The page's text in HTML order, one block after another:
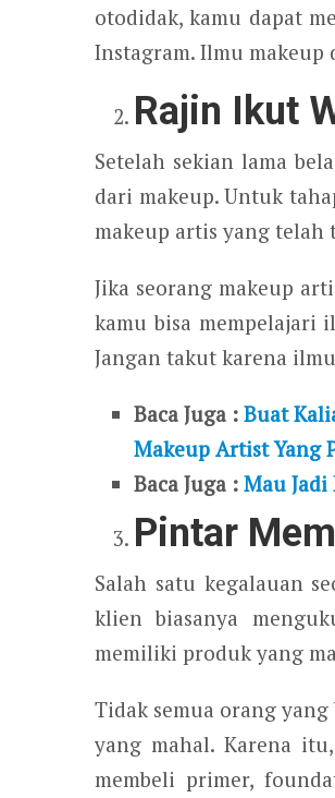
otodidak, kamu dapat
Instagram. Ilmu
Rajin Ikut
Setelah sekian lama
dari makeup. Untuk
makeup artis yang telah
Jika seorang makeup
kamu bisa mempelajari
Jangan takut karena
Baca Juga :Buat
Makeup Artist Yang
Baca Juga :Mau
Pintar
Salah satu kegalauan
klien biasanya
memiliki produk yang
Tidak semua orang
yang mahal. Karena
membeli primer,